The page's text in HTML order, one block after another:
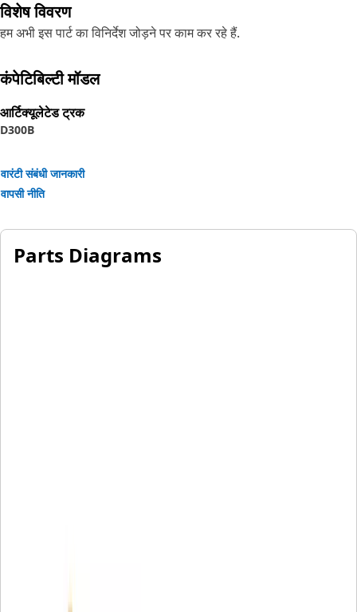
विशेष विवरण
हम अभी इस पार्ट का विनिर्देश जोड़ने पर काम कर रहे हैं.
कंपेटिबिल्टी मॉडल
आर्टिक्यूलेटेड ट्रक
D300B
वारंटी संबंधी जानकारी
वापसी नीति
Parts Diagrams